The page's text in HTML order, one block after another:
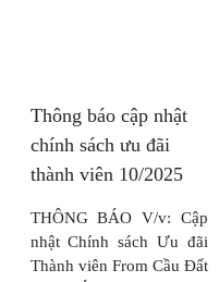
Thông báo cập nhật
chính sách ưu đãi
thành viên 10/2025
THÔNG BÁO V/v: Cập
nhật Chính sách Ưu đãi
Thành viên From Cầu Đất